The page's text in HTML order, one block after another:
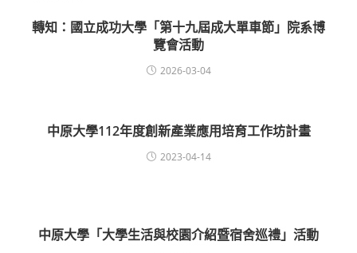
轉知：國立成功大學「第十九屆成大單車節」院系博
覽會活動
2026-03-04
中原大學112年度創新產業應用培育工作坊計畫
2023-04-14
中原大學「大學生活與校園介紹暨宿舍巡禮」活動